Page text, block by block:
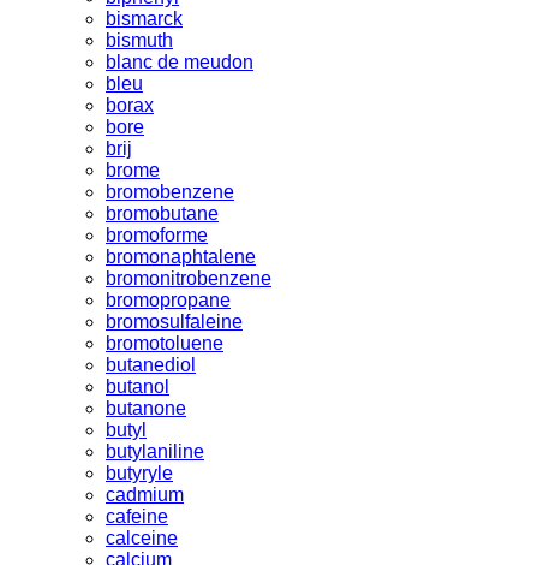
bismarck
bismuth
blanc de meudon
bleu
borax
bore
brij
brome
bromobenzene
bromobutane
bromoforme
bromonaphtalene
bromonitrobenzene
bromopropane
bromosulfaleine
bromotoluene
butanediol
butanol
butanone
butyl
butylaniline
butyryle
cadmium
cafeine
calceine
calcium